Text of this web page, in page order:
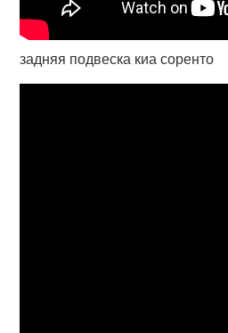
задняя подвеска киа соренто